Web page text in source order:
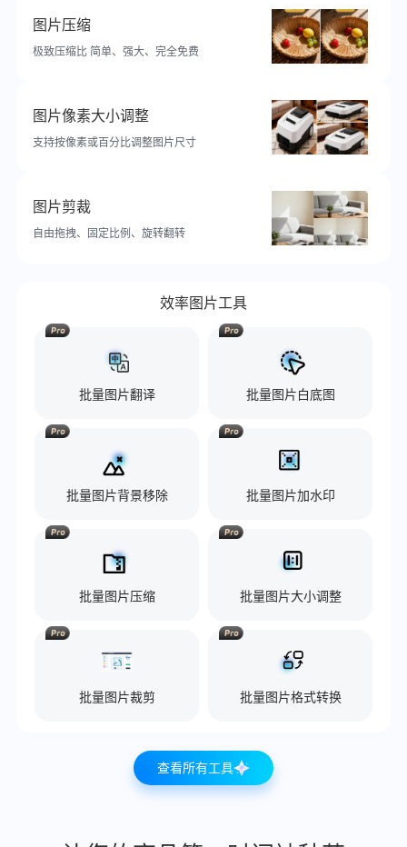
图片压缩
极致压缩比 简单、强大、完全免费
图片像素大小调整
支持按像素或百分比调整图片尺寸
图片剪裁
自由拖拽、固定比例、旋转翻转
效率图片工具
批量图片翻译 批量图片白底图
批量图片背景移除 批量图片加水印
批量图片压缩 批量图片大小调整
批量图片裁剪 批量图片格式转换
查看所有工具